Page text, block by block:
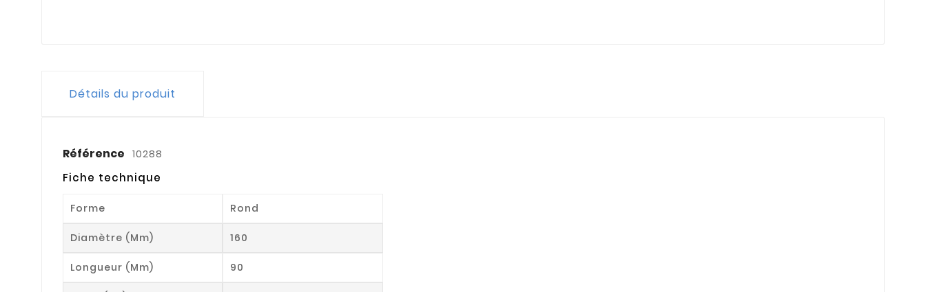
Détails du produit
Référence 10288
Fiche technique
Forme Rond
Diamètre (mm) 160
Longueur (mm) 90